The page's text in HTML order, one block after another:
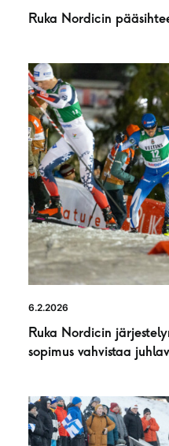
Ruka Nordicin
6.2.2026
Ruka Nordicin
sopimus vahvistaa